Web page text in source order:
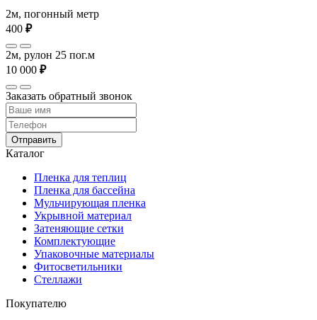
2м, погонный метр
400 ₽
2м, рулон 25 пог.м
10 000 ₽
Заказать обратный звонок
Отправить
Каталог
Пленка для теплиц
Пленка для бассейна
Мульчирующая пленка
Укрывной материал
Затеняющие сетки
Комплектующие
Упаковочные материалы
Фитосветильники
Стеллажи
Покупателю